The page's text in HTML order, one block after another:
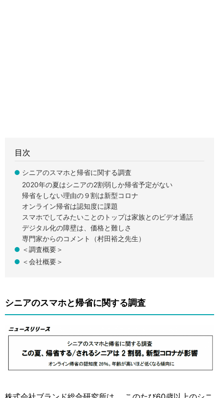
目次
シニアのスマホと帰省に関する調査
2020年の夏はシニアの2割弱しか帰省予定がない
帰省をしない理由の９割は新型コロナ
オンライン帰省は認知度に課題
スマホでしてみたいことのトップは家族とのビデオ通話
デジタル化の障壁は、価格と難しさ
専門家からのコメント（村田裕之先生）
＜調査概要＞
＜会社概要＞
シニアのスマホと帰省に関する調査